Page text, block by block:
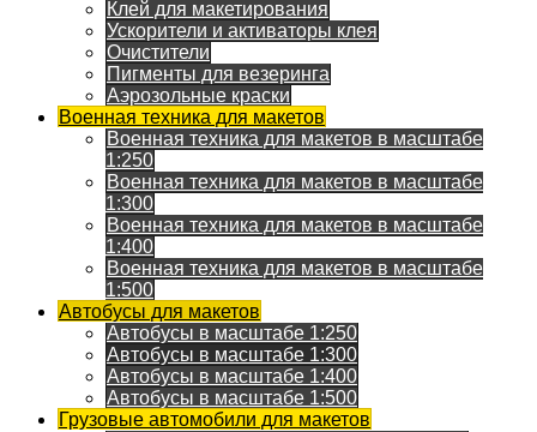
Клей для макетирования
Ускорители и активаторы клея
Очистители
Пигменты для везеринга
Аэрозольные краски
Военная техника для макетов
Военная техника для макетов в масштабе
1:250
Военная техника для макетов в масштабе
1:300
Военная техника для макетов в масштабе
1:400
Военная техника для макетов в масштабе
1:500
Автобусы для макетов
Автобусы в масштабе 1:250
Автобусы в масштабе 1:300
Автобусы в масштабе 1:400
Автобусы в масштабе 1:500
Грузовые автомобили для макетов